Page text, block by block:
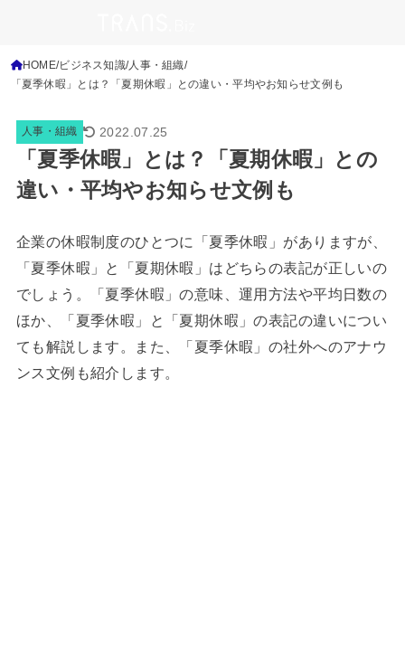
HOME ビジネス知識 人事・組織
「夏季休暇」とは？「夏期休暇」との違い・平均やお知らせ文例も
人事・組織 2022.07.25
「夏季休暇」とは？「夏期休暇」との
違い・平均やお知らせ文例も
企業の休暇制度のひとつに「夏季休暇」がありますが、
「夏季休暇」と「夏期休暇」はどちらの表記が正しいの
でしょう。「夏季休暇」の意味、運用方法や平均日数の
ほか、「夏季休暇」と「夏期休暇」の表記の違いについ
ても解説します。また、「夏季休暇」の社外へのアナウ
ンス文例も紹介します。